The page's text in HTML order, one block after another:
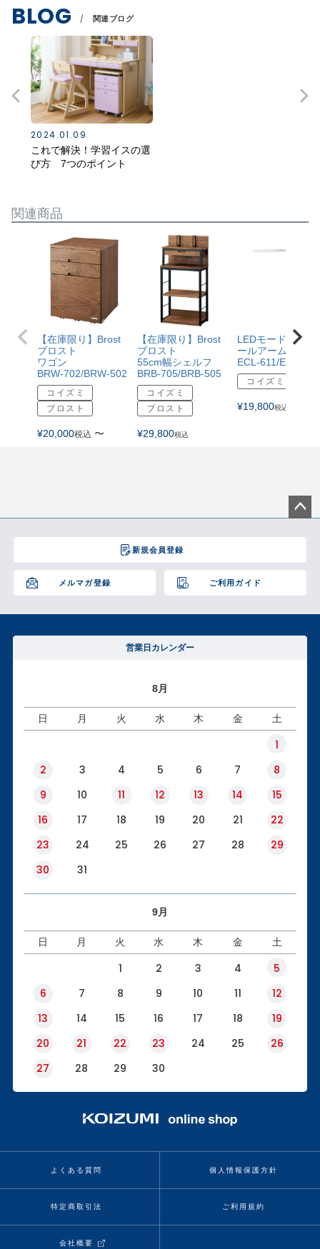
BLOG 関連ブログ
2024.01.09
これで解決！学習イスの選
び方 7つのポイント
関連商品
【在庫限り】Brost
ブロスト
ワゴン
BRW-702/BRW-502
コイズミ
ブロスト
¥20,000税込 〜
【在庫限り】Brost
ブロスト
55cm幅シェルフ
BRB-705/BRB-505
コイズミ
ブロスト
¥29,800税込
LEDモードコント
ールアームライト
ECL-611/ECL-612
コイズミ
¥19,800税込
新規会員登録
メルマガ登録 ご利用ガイド
ジト
へ
営業日カレンダー
8月
日 月 火 水 木 金 土
1
2
3 4 5 6 7
8
9
10 11 12 13 14
15
16
17 18 19 20 21
22
23
24 25 26 27 28
29
30
31
9月
日 月 火 水 木 金 土
1 2 3 4
5
6
7 8 9 10 11
12
13
14 15 16 17 18
19
20
21 22 23 24 25
26
27
28 29 30
よくある質問 個人情報保護方針
特定商取引法 ご利用規約
会社概要